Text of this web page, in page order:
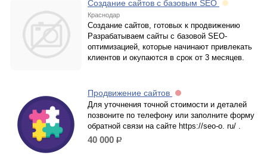
Создание сайтов с базовым SEO
Краснодар
Создание сайтов, готовых к продвижению
Разрабатываем сайты с базовой SEO-
оптимизацией, которые начинают привлекать
клиентов и окупаются в срок от 3 месяцев.
Продвижение сайтов
Для уточнения точной стоимости и деталей
позвоните по телефону или заполните форму
обратной связи на сайте https://seo-o. ru/ .
40 000 р.